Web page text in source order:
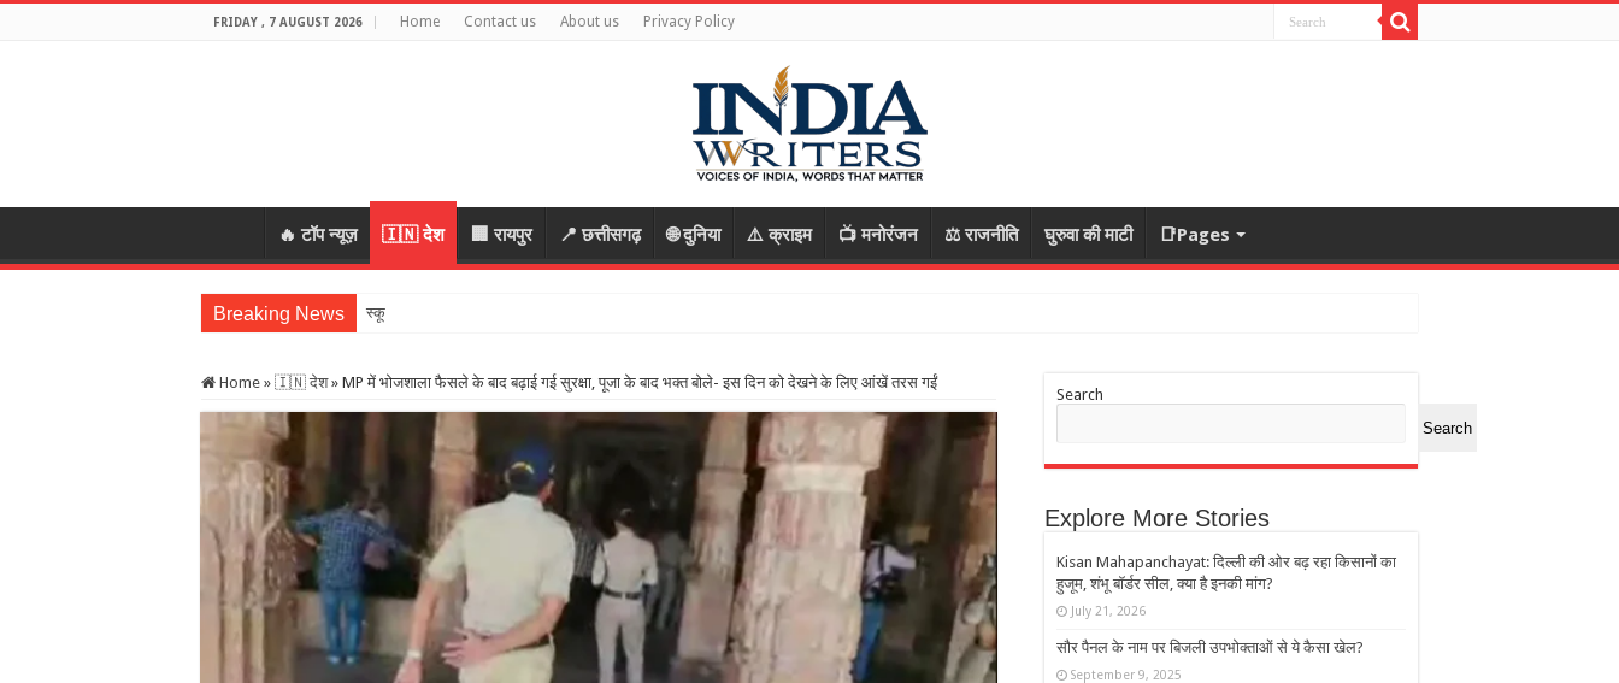
FRIDAY , 7 AUGUST 2026 Home Contact us About us Privacy Policy
🔥 टॉप न्यूज़ 🇮🇳 देश 🏢 रायपुर 📍 छत्तीसगढ़ 🌐 दुनिया ⚠️ क्राइम 📺 मनोरंजन ⚖️ राजनीति घुरुवा की माटी 📑Pages
Breaking News स्कूल में शिक्षकों की शर
Home » 🇮🇳 देश » MP में भोजशाला फैसले के बाद बढ़ाई गई सुरक्षा, पूजा के बाद भक्त बोले- इस दिन को देखने के लिए आंखें तरस गईं
Search
Search
Explore More Stories
Kisan Mahapanchayat: दिल्ली की ओर बढ़ रहा किसानों का
हुजूम, शंभू बॉर्डर सील, क्या है इनकी मांग?
July 21, 2026
सौर पैनल के नाम पर बिजली उपभोक्ताओं से ये कैसा खेल?
September 9, 2025